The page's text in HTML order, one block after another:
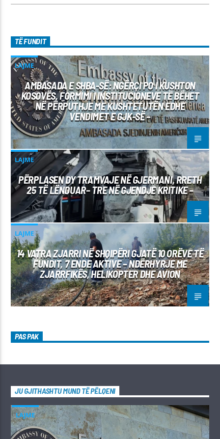
TË FUNDIT
LAJME
AMBASADA E SHBA-SË: NGËRÇI PO I KUSHTON
KOSOVËS, FORMIMI I INSTITUCIONEVE TË BËHET
NË PËRPUTHJE ME KUSHTETUTËN EDHE
VENDIMET E GJK-SË –
LAJME
PËRPLASEN DY TRAMVAJE NË GJERMANI, RRETH
25 TË LËNDUAR– TRE NË GJENDJE KRITIKE –
LAJME
14 VATRA ZJARRI NË SHQIPËRI GJATË 10 ORËVE TË
FUNDIT, 7 ENDE AKTIVE – NDËRHYRJE ME
ZJARRFIKËS, HELIKOPTER DHE AVION
PAS PAK
JU GJITHASHTU MUND TË PËLQENI
LAJME